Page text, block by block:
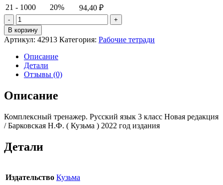
21 - 1000
20% 94,40 ₽
Количество
товара
Барковская
Комплексный
тренажер.
Русский
язык
В корзину
Артикул: 42913 Категория: Рабочие тетради
Описание
Детали
Отзывы (0)
Описание
Комплексный тренажер. Русский язык 3 класс Новая редакция
/ Барковская Н.Ф. ( Кузьма ) 2022 год издания
Детали
Издательство Кузьма